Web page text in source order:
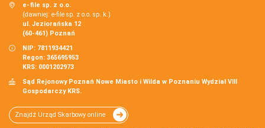
e-file sp. z o.o.
(dawniej: e-file sp. z o.o. sp. k.)
ul. Jeziorańska 12
(60-461) Poznań
NIP: 7811934421
Regon: 365695953
KRS: 0001202973
Sąd Rejonowy Poznań Nowe Miasto i Wilda w Poznaniu Wydział VIII
Gospodarczy KRS.
Znajdź Urząd Skarbowy online